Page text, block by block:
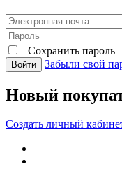
Сохранить пароль
Войти Забыли свой
Новый
Создать личный